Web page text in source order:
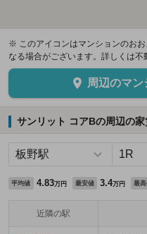
※ このアイコンはマンションのお
なる場合がございます。詳しくは不
周辺のマ
サンリット コアBの周辺の
平均値 4.83万円 最安値 3.4万円 最高
近隣の駅